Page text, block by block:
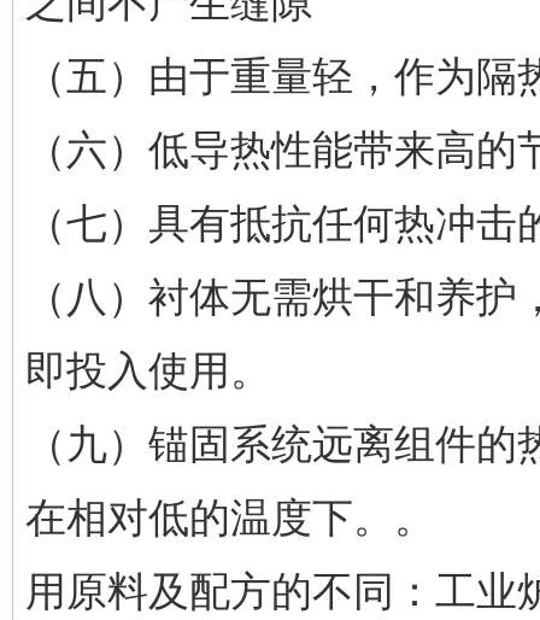
（五）由于重量轻，作为
（六）低导热性能带来高的
（七）具有抵抗任何热冲击
（八）衬体无需烘干和养
即投入使用。
（九）锚固系统远离组件
在相对低的温度下。。
用原料及配方的不同：工业